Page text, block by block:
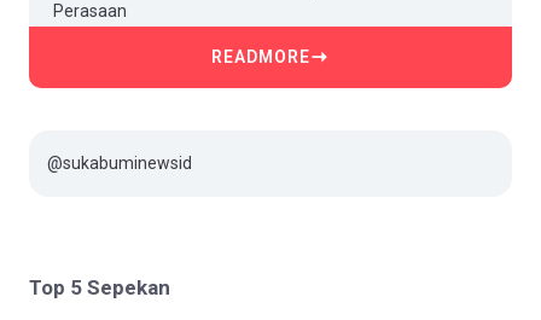
READMORE
@sukabuminewsid
Top 5 Sepekan